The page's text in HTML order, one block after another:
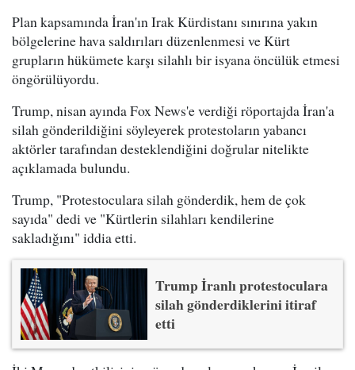
Plan kapsamında İran'ın Irak Kürdistanı sınırına yakın
bölgelerine hava saldırıları düzenlenmesi ve Kürt
grupların hükümete karşı silahlı bir isyana öncülük etmesi
öngörülüyordu.
Trump, nisan ayında Fox News'e verdiği röportajda İran'a
silah gönderildiğini söyleyerek protestoların yabancı
aktörler tarafından desteklendiğini doğrular nitelikte
açıklamada bulundu.
Trump, "Protestoculara silah gönderdik, hem de çok
sayıda" dedi ve "Kürtlerin silahları kendilerine
sakladığını" iddia etti.
Trump İranlı protestoculara
silah gönderdiklerini itiraf
etti